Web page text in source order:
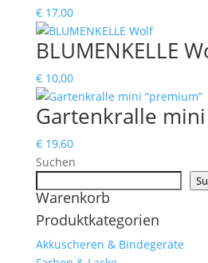
€17,00
BLUMENKELLE
€10,00
Gartenkralle
€19,60
Suchen
Warenkorb
Produktkategorien
Akkuscheren & Bindegeräte